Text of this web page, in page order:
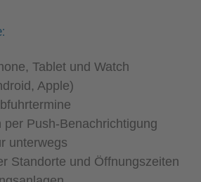
Tablet und Watch
Apple)
per Push-Benachrichtigung
unterwegs
Standorte und Öffnungszeiten